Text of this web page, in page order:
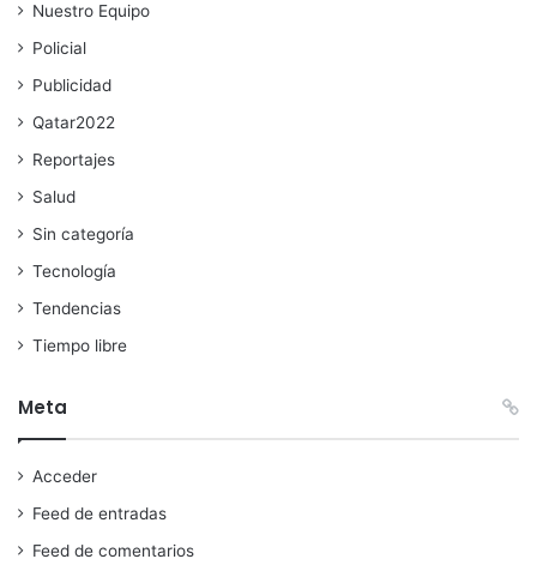
Nuestro Equipo
Policial
Publicidad
Qatar2022
Reportajes
Salud
Sin categoría
Tecnología
Tendencias
Tiempo libre
Meta
Acceder
Feed de entradas
Feed de comentarios